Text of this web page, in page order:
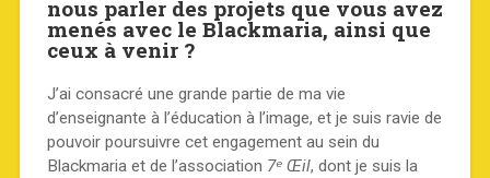
nous parler des projets que vous avez
menés avec le Blackmaria, ainsi que
ceux à venir ?
J’ai consacré une grande partie de ma vie
d’enseignante à l’éducation à l’image, et je suis ravie de
pouvoir poursuivre cet engagement au sein du
Blackmaria et de l’association 7ᵉ Œil, dont je suis la